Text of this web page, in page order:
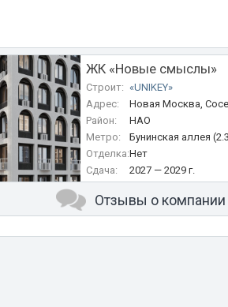
ЖК «Новые смыслы»
Строит: «UNIKEY»
Адрес:
Новая Москва,
Александры
Район:
НАО
Метро:
Бунинская аллея
Отделка:Нет
Сдача:
2027 — 2029 г.
Отзывы о компании